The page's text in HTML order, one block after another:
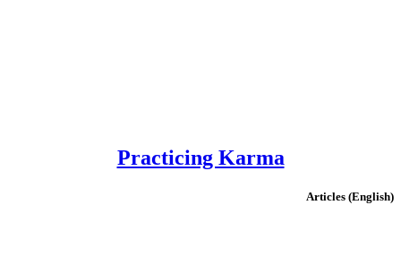
Practicing Karma
(English) Articles